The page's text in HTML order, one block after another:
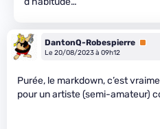
DantonQ-Robespierre
Le 20/08/2023 à 09h12
Purée, le markdown, c’est
pour un artiste (semi-amateur)